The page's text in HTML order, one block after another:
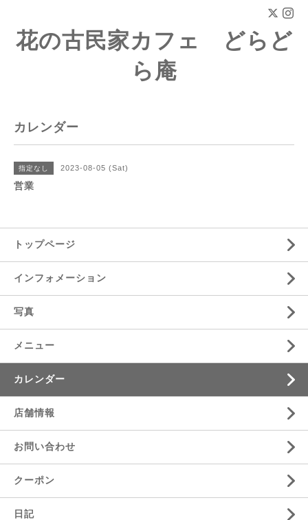
花の古民家カフェ どらど
ら庵
カレンダー
指定なし 2023-08-05 (Sat)
営業
トップページ
インフォメーション
写真
メニュー
カレンダー
店舗情報
お問い合わせ
クーポン
日記